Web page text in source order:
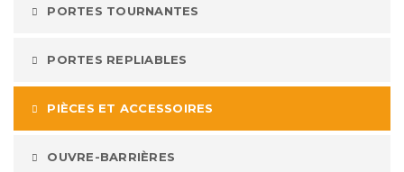
PORTES TOURNANTES
PORTES REPLIABLES
PIÈCES ET ACCESSOIRES
OUVRE-BARRIÈRES